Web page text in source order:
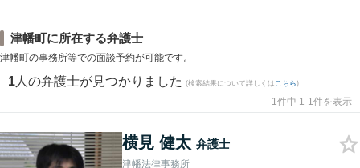
津幡町に所在する弁護士
津幡町の事務所等での面談予約が可能です。
1 人の弁護士が見つかりました (検索結果について詳しくは こちら)
1件中 1-1件を表示
横見 健太 弁護士
津幡法律事務所